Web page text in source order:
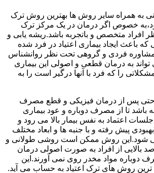
به همراه سایر روش ها بهترین روش ترک
خصوص اگر درمان در یک مرکز ترک
افراد متخصص و باتجربه باشد.ریشه یابی و
باعث ایجاد بیماری اعتیاد در فرد شده
مشاوره فردی و گروهی تحت نظر روانشناس
به درمان قطعی و اصولی این بیماری
را که فرد با آنها درگیر است را به
حتی پس از درمان فیزیکی و قطع مصرف
باشد تا از مصرف دوباره و عود بیماری
اعتماد به نفس بیمار بالا می رود و
پیش رفته و با جنبه ها و ابعاد مختلف
شود.این روش ممکن است روشی طولانی و
بالایی از افراد به صورت اصولی درمان
دوباره مواد مخدر روی نمی آورند.این
روش های ترک اعتیاد به حساب می آید.